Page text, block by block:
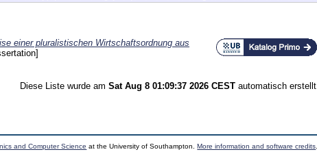
einer pluralistischen Wirtschaftsordnung aus
Diese Liste wurde am Sat Aug 8 01:09:37 2026 CEST automatisch erstellt.
and Computer Science at the University of Southampton.More information and software credits